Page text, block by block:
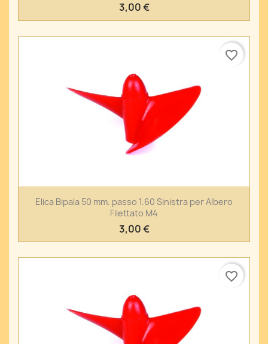
3,00 €
Elica Bipala 50 mm. passo 1.60 Sinistra per Albero
Filettato M4
3,00 €
favorite_border
favorite_border